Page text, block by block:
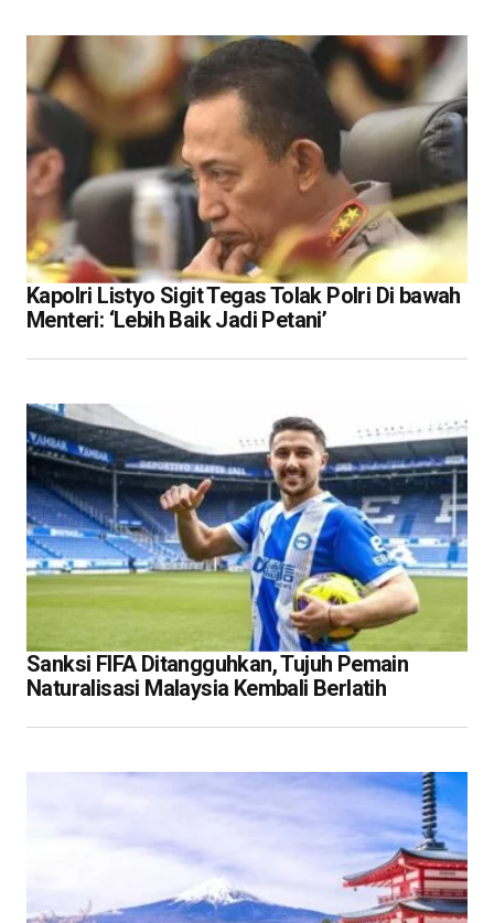
Kapolri Listyo Sigit Tegas Tolak Polri Di bawah
Menteri: ‘Lebih Baik Jadi Petani’
Sanksi FIFA Ditangguhkan, Tujuh Pemain
Naturalisasi Malaysia Kembali Berlatih